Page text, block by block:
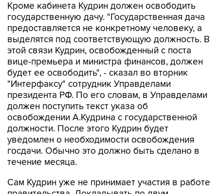
Кроме кабинета Кудрин должен освободить
государственную дачу. "Государственная дача
предоставляется не конкретному человеку, а
выделятся под соответствующую должность. В
этой связи Кудрин, освобожденный с поста
вице-премьера и министра финансов, должен
будет ее освободить", - сказал во вторник
"Интерфаксу" сотрудник Управделами
президента РФ. По его словам, в Управделами
должен поступить текст указа об
освобождении А.Кудрина с государственной
должности. После этого Кудрин будет
уведомлен о необходимости освобождения
госдачи. Обычно это должно быть сделано в
течение месяца.
Сам Кудрин уже не принимает участия в работе